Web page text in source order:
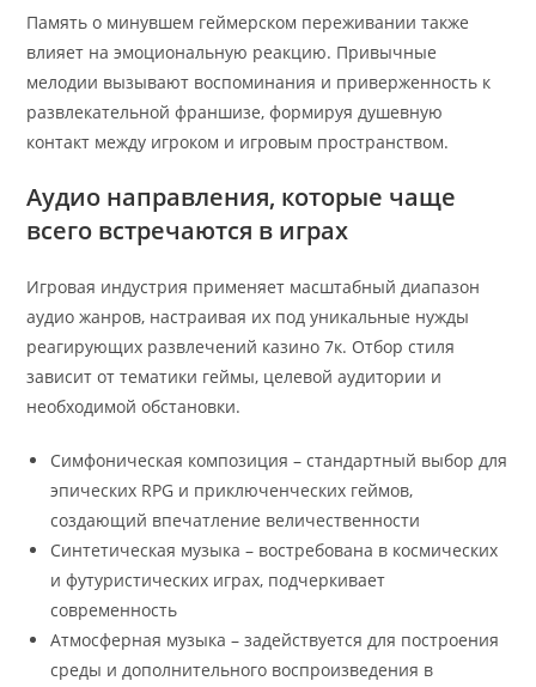
Память о минувшем геймерском переживании также
влияет на эмоциональную реакцию. Привычные
мелодии вызывают воспоминания и приверженность к
развлекательной франшизе, формируя душевную
контакт между игроком и игровым пространством.
Аудио направления, которые чаще
всего встречаются в играх
Игровая индустрия применяет масштабный диапазон
аудио жанров, настраивая их под уникальные нужды
реагирующих развлечений казино 7к. Отбор стиля
зависит от тематики геймы, целевой аудитории и
необходимой обстановки.
Симфоническая композиция – стандартный выбор для
эпических RPG и приключенческих геймов,
создающий впечатление величественности
Синтетическая музыка – востребована в космических
и футуристических играх, подчеркивает
современность
Атмосферная музыка – задействуется для построения
среды и дополнительного воспроизведения в